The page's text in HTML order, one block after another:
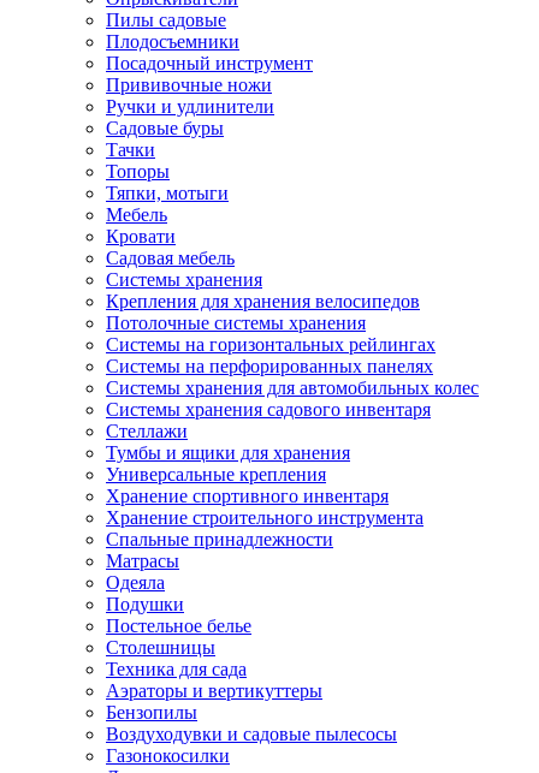
Пилы садовые
Плодосъемники
Посадочный инструмент
Прививочные ножи
Ручки и удлинители
Садовые буры
Тачки
Топоры
Тяпки, мотыги
Мебель
Кровати
Садовая мебель
Системы хранения
Крепления для хранения велосипедов
Потолочные системы хранения
Системы на горизонтальных рейлингах
Системы на перфорированных панелях
Системы хранения для автомобильных колес
Системы хранения садового инвентаря
Стеллажи
Тумбы и ящики для хранения
Универсальные крепления
Хранение спортивного инвентаря
Хранение строительного инструмента
Спальные принадлежности
Матрасы
Одеяла
Подушки
Постельное белье
Столешницы
Техника для сада
Аэраторы и вертикуттеры
Бензопилы
Воздуходувки и садовые пылесосы
Газонокосилки